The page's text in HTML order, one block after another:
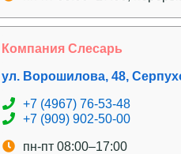
Компания Слесарь
ул. Ворошилова, 48,
+7 (4967) 76-53-48
+7 (909) 902-50-00
пн-пт 08:00–17:00